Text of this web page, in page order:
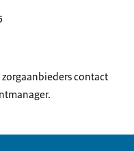
contact